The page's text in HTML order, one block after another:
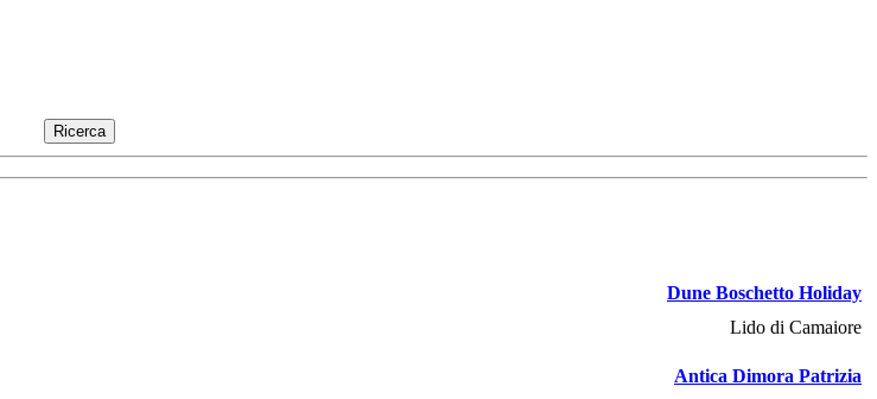
Dune Boschetto Holiday
Lido di Camaiore
Antica Dimora Patrizia